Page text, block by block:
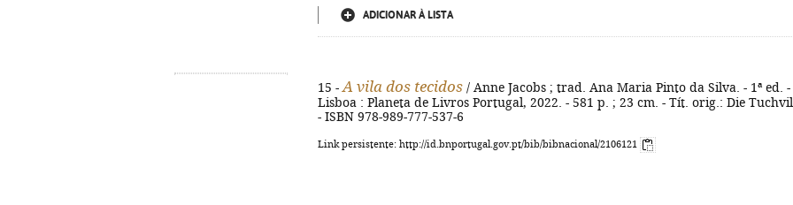
ADICIONAR À LISTA
15 - A vila dos tecidos / Anne Jacobs ; trad. Ana Maria Pinto da Silva. - 1ª ed. -
Lisboa : Planeta de Livros Portugal, 2022. - 581 p. ; 23 cm. - Tít. orig.: Die
- ISBN 978-989-777-537-6
Link persistente: http://id.bnportugal.gov.pt/bib/bibnacional/2106121